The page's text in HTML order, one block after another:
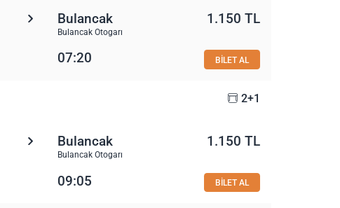
Bulancak
Bulancak Otogarı
1.150 TL
07:20 BİLET AL
2+1
Bulancak
Bulancak Otogarı
1.150 TL
09:05 BİLET AL